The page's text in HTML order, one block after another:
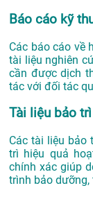
Báo cáo kỹ
Các báo cáo về
tài liệu nghiên
cần được dịch
tác với đối tác
Tài liệu bảo
Các tài liệu bảo
trì hiệu quả
chính xác giúp
trình bảo